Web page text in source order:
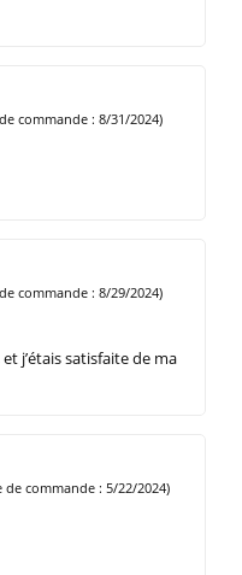
commande : 8/31/2024)
commande : 8/29/2024)
j’étais satisfaite de ma
de commande : 5/22/2024)